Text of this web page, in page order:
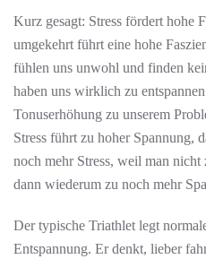
Kurz gesagt: Stress fördert hohe
umgekehrt führt eine hohe
fühlen uns unwohl und finden
haben uns wirklich zu
Tonuserhöhung zu unserem
Stress führt zu hoher Spannung,
noch mehr Stress, weil man
dann wiederum zu noch mehr
Der typische Triathlet legt
Entspannung. Er denkt, lieber